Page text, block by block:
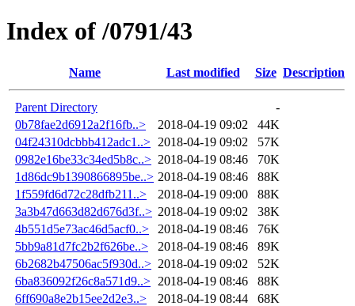
Index of /0791/43
Name Last modified Size Description
Parent Directory
-
0b78fae2d6912a2f16fb..>
2018-04-19 09:02
44K
04f24310dcbbb412adc1..> 2018-04-19 09:02
57K
0982e16be33c34ed5b8c..> 2018-04-19 08:46
70K
1d86dc9b1390866895be..> 2018-04-19 08:46
88K
1f559fd6d72c28dfb211..>
2018-04-19 09:00
88K
3a3b47d663d82d676d3f..> 2018-04-19 09:02
38K
4b551d5e73ac46d5acf0..>
2018-04-19 08:46
76K
5bb9a81d7fc2b2f626be..>
2018-04-19 08:46
89K
6b2682b47506ac5f930d..> 2018-04-19 09:02
52K
6ba836092f26c8a571d9..> 2018-04-19 08:46
88K
6ff690a8e2b15ee2d2e3..>
2018-04-19 08:44
68K